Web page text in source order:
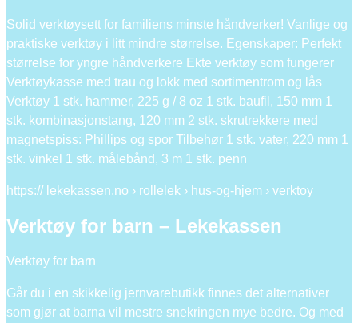
Solid verktøysett for familiens minste håndverker! Vanlige og
praktiske verktøy i litt mindre størrelse. Egenskaper: Perfekt
størrelse for yngre håndverkere Ekte verktøy som fungerer
Verktøykasse med trau og lokk med sortimentrom og lås
Verktøy 1 stk. hammer, 225 g / 8 oz 1 stk. baufil, 150 mm 1
stk. kombinasjonstang, 120 mm 2 stk. skrutrekkere med
magnetspiss: Phillips og spor Tilbehør 1 stk. vater, 220 mm 1
stk. vinkel 1 stk. målebånd, 3 m 1 stk. penn
https:// lekekassen.no › rollelek › hus-og-hjem › verktoy
Verktøy for barn – Lekekassen
Verktøy for barn
Går du i en skikkelig jernvarebutikk finnes det alternativer
som gjør at barna vil mestre snekringen mye bedre. Og med